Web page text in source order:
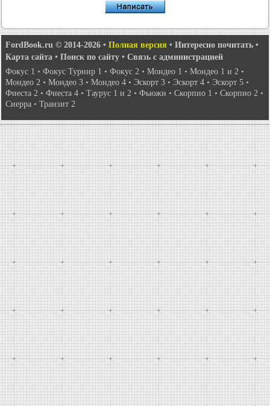
FordBook.ru © 2014-2026 • Полная версия • Интересно почитать •
Карта сайта • Поиск по сайту • Связь с администрацией
Фокус 1 • Фокус Турнир 1 • Фокус 2 • Мондео 1 • Мондео 1 и 2 •
Мондео 2 • Мондео 3 • Мондео 4 • Эскорт 3 • Эскорт 4 • Эскорт 5 •
Фиеста 2 • Фиеста 4 • Таурус 1 и 2 • Фьюжн • Скорпио 1 • Скорпио 2 •
Сиерра • Транзит 2